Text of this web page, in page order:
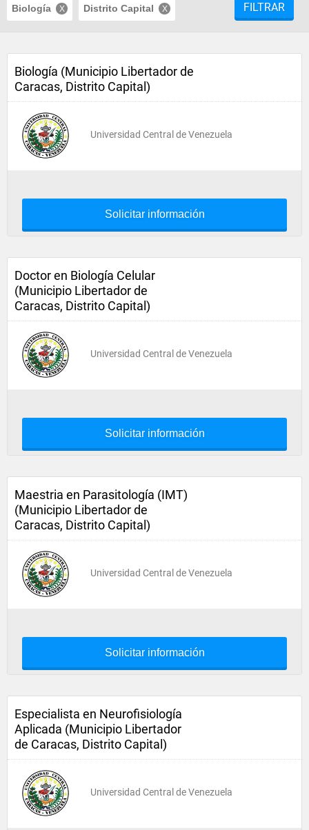
Biología Distrito Capital FILTRAR
Biología (Municipio Libertador de
Caracas, Distrito Capital)
Universidad Central de Venezuela
Solicitar información
Doctor en Biología Celular
(Municipio Libertador de
Caracas, Distrito Capital)
Universidad Central de Venezuela
Solicitar información
Maestria en Parasitología (IMT)
(Municipio Libertador de
Caracas, Distrito Capital)
Universidad Central de Venezuela
Solicitar información
Especialista en Neurofisiología
Aplicada (Municipio Libertador
de Caracas, Distrito Capital)
Universidad Central de Venezuela